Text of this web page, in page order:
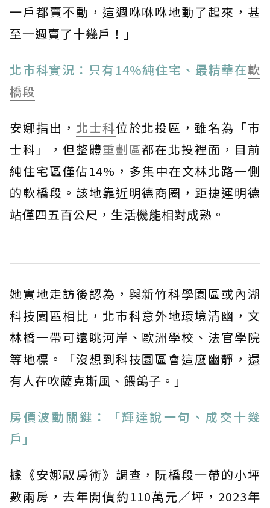
一戶都賣不動，這週咻咻咻地動了起來，甚
至一週賣了十幾戶！」
北市科實況：只有14%純住宅、最精華在軟
橋段
安娜指出， 北士科位於北投區，雖名為「市
士科」，但整體重劃區都在北投裡面，目前
純住宅區僅佔14%，多集中在文林北路一側
的軟橋段。該地靠近明德商圈，距捷運明德
站僅四五百公尺，生活機能相對成熟。
她實地走訪後認為，與新竹科學園區或內湖
科技園區相比，北市科意外地環境清幽，文
林橋一帶可遠眺河岸、歐洲學校、法官學院
等地標。「沒想到科技園區會這麼幽靜，還
有人在吹薩克斯風、餵鴿子。」
房價波動關鍵：「輝達說一句、成交十幾
戶」
據《安娜馭房術》調查，阮橋段一帶的小坪
數兩房，去年開價約110萬元／坪，2023年